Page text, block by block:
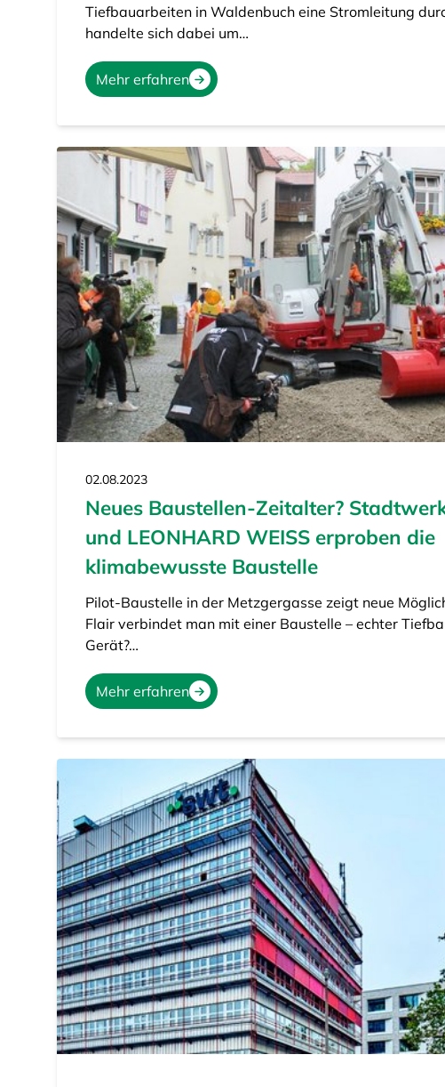
Tiefbauarbeiten in Waldenbuch eine Stromleitung
handelte sich dabei um…
Mehr erfahren
02.08.2023
Neues Baustellen-Zeitalter?
und LEONHARD WEISS erproben die
klimabewusste Baustelle
Pilot-Baustelle in der Metzgergasse zeigt neue
Flair verbindet man mit einer Baustelle – echter
Gerät?…
Mehr erfahren